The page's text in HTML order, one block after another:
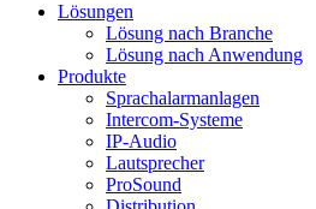
Lösungen
Lösung nach Branche
Lösung nach Anwendung
Produkte
Sprachalarmanlagen
Intercom-Systeme
IP-Audio
Lautsprecher
ProSound